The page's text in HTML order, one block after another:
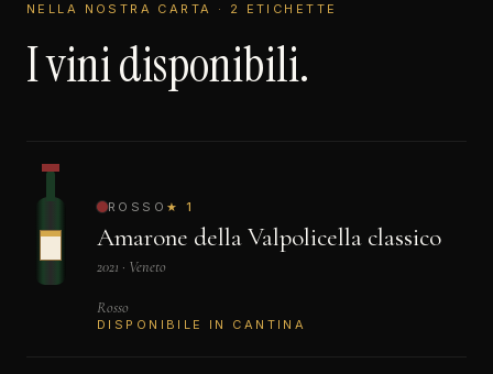
NELLA NOSTRA CARTA · 2 ETICHETTE
I vini disponibili.
ROSSO ★ 1
Amarone della Valpolicella classico
2021 · Veneto
Rosso
DISPONIBILE IN CANTINA